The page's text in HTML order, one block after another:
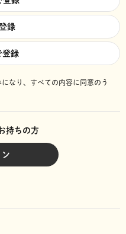
録
登録
なり、 すべての内容に同意のう
持ちの方
ン